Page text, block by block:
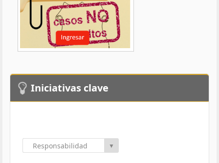
Iniciativas clave
Responsabilidad
▼